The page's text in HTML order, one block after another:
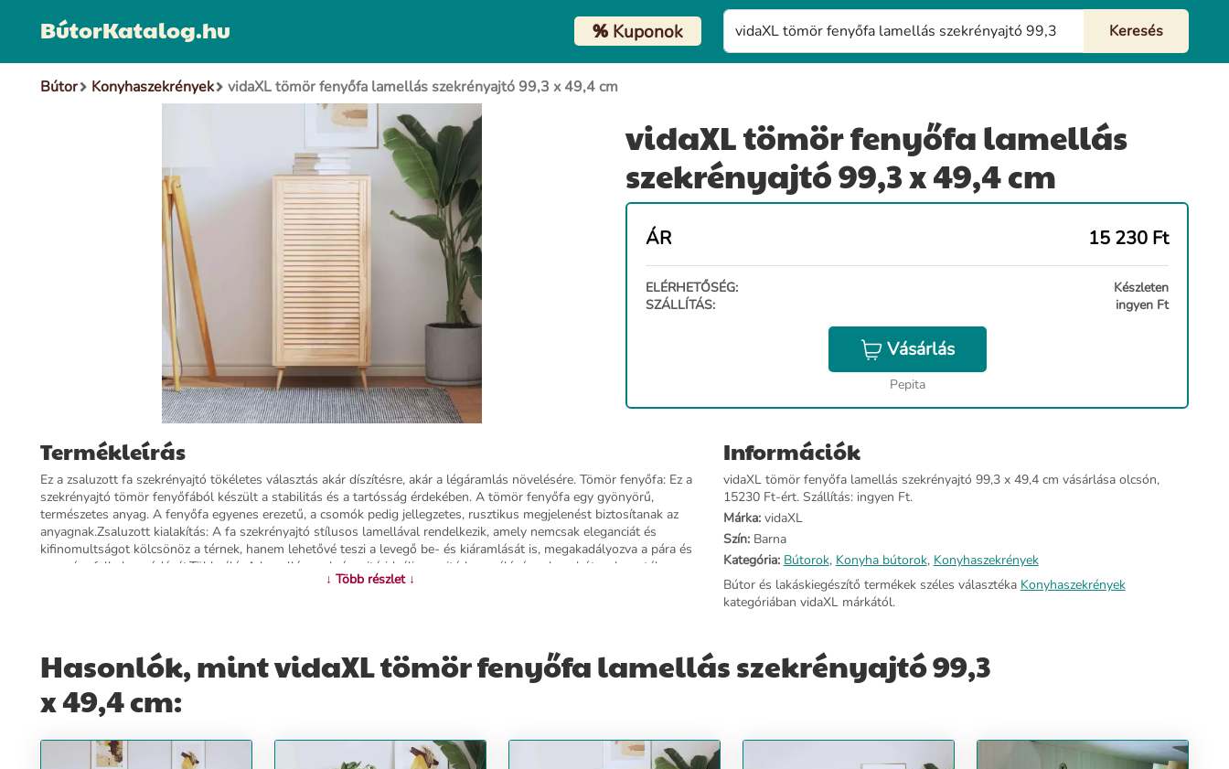
BútorKatalog.hu %Kuponok
Bútor Konyhaszekrények vidaXL tömör fenyőfa lamellás szekrényajtó 99,3 x 49,4 cm
vidaXL tömör fenyőfa lamellás
szekrényajtó 99,3 x 49,4 cm
ÁR 15 230 Ft
ELÉRHETŐSÉG:
Készleten
SZÁLLÍTÁS:
ingyen Ft
Vásárlás
Pepita
Termékleírás
Ez a zsaluzott fa szekrényajtó tökéletes választás akár díszítésre, akár a légáramlás növelésére. Tömör fenyőfa: Ez a
szekrényajtó tömör fenyőfából készült a stabilitás és a tartósság érdekében. A tömör fenyőfa egy gyönyörű,
természetes anyag. A fenyőfa egyenes erezetű, a csomók pedig jellegzetes, rusztikus megjelenést biztosítanak az
anyagnak.Zsaluzott kialakítás: A fa szekrényajtó stílusos lamellával rendelkezik, amely nemcsak eleganciát és
kifinomultságot kölcsönöz a térnek, hanem lehetővé teszi a levegő be- és kiáramlását is, megakadályozva a pára és
a penész felhalmozódását.Többcélú: A lamellás szekrényajtó ideális az ajtó lecserélésére olyan bútorok esetében,
mint a konyhaszekrény, fürdőszobaszekrény, cipőszekrény, ruhásszekrény, könyvszekrény stb. Dekorációra,
További információ>>
↓ Több részlet ↓
Információk
vidaXL tömör fenyőfa lamellás szekrényajtó 99,3 x 49,4 cm vásárlása olcsón,
15230 Ft-ért. Szállítás: ingyen Ft.
Márka:vidaXL
Szín:Barna
Kategória: Bútorok, Konyha bútorok, Konyhaszekrények
Bútor és lakáskiegészítő termékek széles választéka Konyhaszekrények
kategóriában vidaXL márkától.
Hasonlók, mint vidaXL tömör fenyőfa lamellás szekrényajtó 99,3
x 49,4 cm: